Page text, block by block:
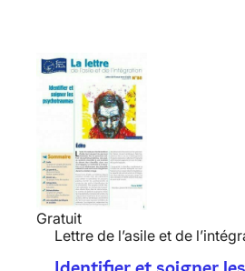
Gratuit
Lettre de l’asile et de